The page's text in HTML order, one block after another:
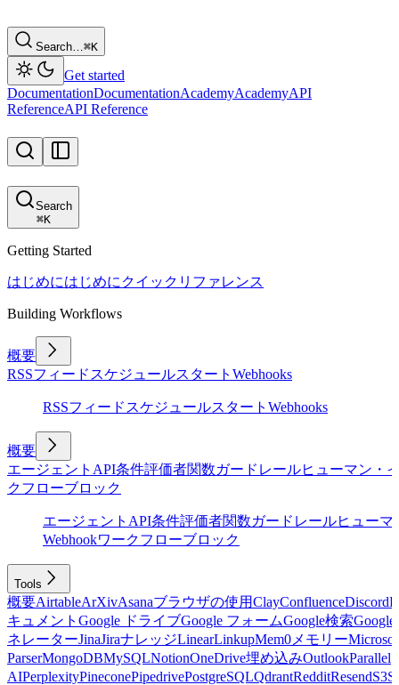
Search…⌘K
Get started
DocumentationDocumentationAcademyAcademyAPI
ReferenceAPI Reference
Search
⌘K
Getting Started
はじめにはじめに クイックリファレンス
Building Workflows
概要
RSSフィード スケジュールスタート Webhooks
RSSフィード スケジュールスタート Webhooks
概要
エージェント API条件評価者関数ガードレールヒューマン・
クフローブロック
エージェント API条件評価者関数ガードレールヒュー
Webhookワークフローブロック
Tools
概要AirtableArXivAsanaブラウザの使用ClayConfluenceDiscord
キュメント Google ドライブGoogle フォームGoogle検索
ネレーターJinaJiraナレッジLinearLinkupMem0 メモリー
ParserMongoDBMySQLNotionOneDrive埋め込みOutlookParallel
AIPerplexityPineconePipedrivePostgreSQLQdrantRedditResendS3